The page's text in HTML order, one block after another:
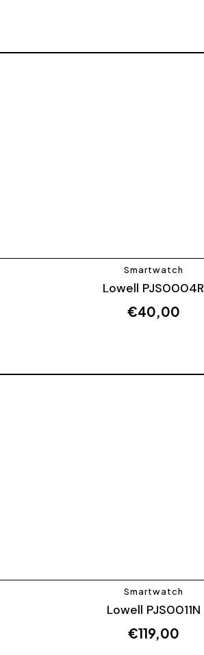
Smartwatch
Lowell PJS0004R
€40,00
Smartwatch
Lowell PJS0011N
€119,00